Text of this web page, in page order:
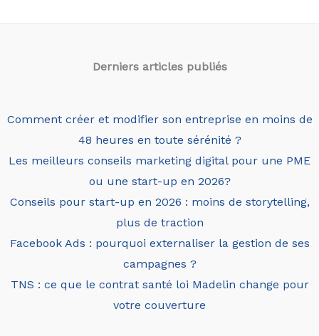
Derniers articles publiés
Comment créer et modifier son entreprise en moins de
48 heures en toute sérénité ?
Les meilleurs conseils marketing digital pour une PME
ou une start-up en 2026?
Conseils pour start-up en 2026 : moins de storytelling,
plus de traction
Facebook Ads : pourquoi externaliser la gestion de ses
campagnes ?
TNS : ce que le contrat santé loi Madelin change pour
votre couverture